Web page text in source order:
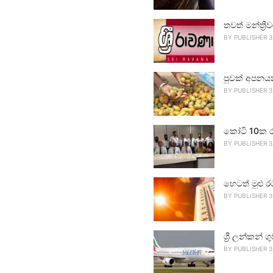
තවත්
BY PUBLISHER 3
පුවක්
BY PUBLISHER 3
කෝටි 10ක
BY PUBLISHER 3
හෙටත් මුළු
BY PUBLISHER 3
ශ්‍රී ලන්කන්
BY PUBLISHER 3